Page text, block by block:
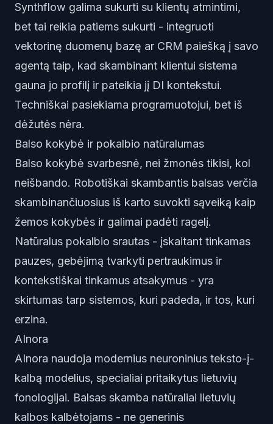
Synthflow galima sukurti su klientų atmintimi,
bet tai reikia patiems sukurti - integruoti
vektorinę duomenų bazę ar CRM paiešką į savo
agentą taip, kad skambinant klientui sistema
gauna jo profilį ir pateikia jį DI kontekstui.
Techniškai pasiekiama programuotojui, bet iš
dėžutės nėra.
Balso kokybė ir pokalbio natūralumas
Balso kokybė svarbesnė, nei žmonės tikisi, kol
neišbando. Robotiškai skambantis balsas verčia
skambinančiuosius iš karto suvokti sąveiką kaip
žemos kokybės ir galimai padėti ragelį.
Natūralus pokalbio srautas - įskaitant tinkamas
pauzes, gebėjimą tvarkyti pertraukimus ir
kontekstiškai tinkamus atsakymus - yra
skirtumas tarp sistemos, kuri padeda, ir tos, kuri
erzina.
AInora
AInora naudoja modernius neuroninius teksto-į-
kalbą modelius, specialiai pritaikytus lietuvių
fonologijai. Balsas skamba natūraliai lietuvių
kalbos kalbėtojams - ne generinis